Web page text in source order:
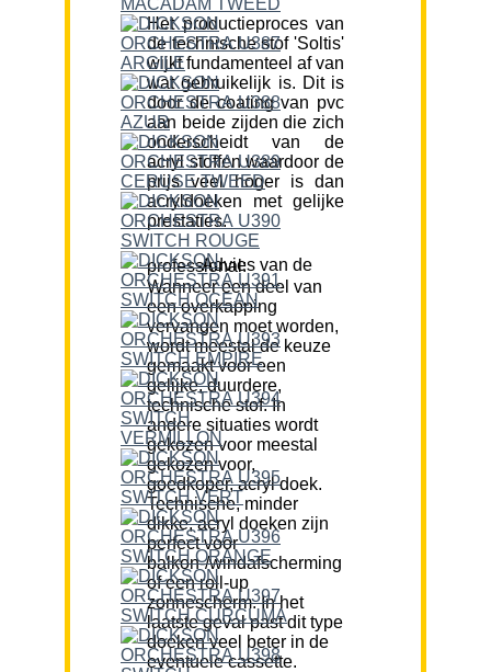
Het productieproces van
de technische stof 'Soltis'
wijkt fundamenteel af van
wat gebruikelijk is. Dit is
door de coating van pvc
aan beide zijden die zich
onderscheidt van de
acryl stoffen waardoor de
prijs veel hoger is dan
acryldoeken met gelijke
prestaties.
Advies van de professional:
Wanneer een deel van
een overkapping
vervangen moet worden,
wordt meestal de keuze
gemaakt voor een
gelijke, duurdere,
technische stof. In
andere situaties wordt
gekozen voor meestal
gekozen voor,
goedkoper, acryl doek.
Technische, minder
dikke, acryl doeken zijn
perfect voor
balkon-/windafscherming
of een roll-up
zonnescherm. In het
laatste geval past dit type
doeken veel beter in de
eventuele cassette.